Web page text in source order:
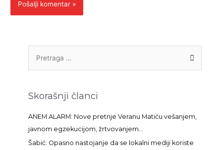
r
a
g
a
Skorašnji članci
ANEM ALARM: Nove pretnje Veranu Matiću vešanjem,
javnom egzekucijom, žrtvovanjem…
Šabić: Opasno nastojanje da se lokalni mediji koriste